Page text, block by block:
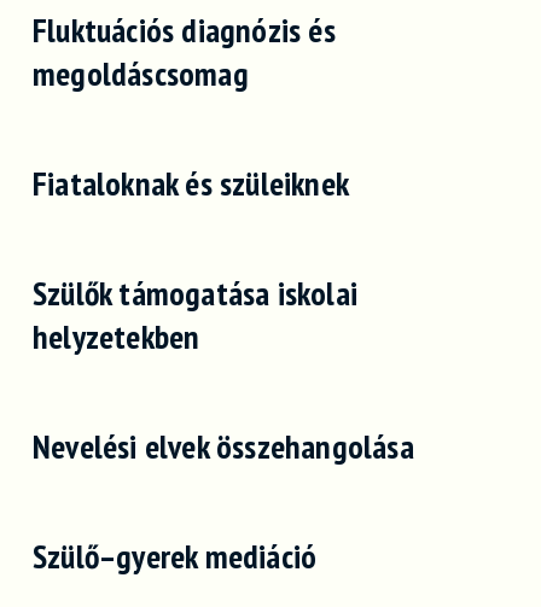
Fluktuációs diagnózis és
megoldáscsomag
Fiataloknak és szüleiknek
Szülők támogatása iskolai
helyzetekben
Nevelési elvek összehangolása
Szülő–gyerek mediáció